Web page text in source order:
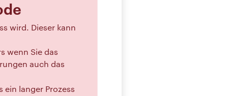
wird. Dieser kann
wenn Sie das
auch das
ein langer Prozess